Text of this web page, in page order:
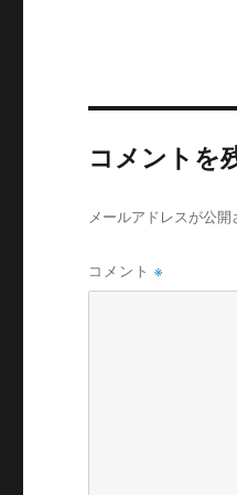
コメントを
メールアドレスが公開
コメント※